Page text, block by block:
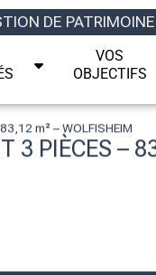
DE PATRIMOINE
VOS
OBJECTIFS
m² – WOLFISHEIM
3 PIÈCES –